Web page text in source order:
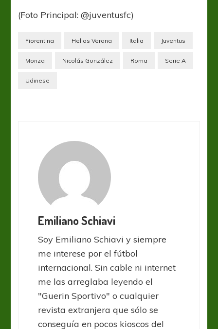
(Foto Principal: @juventusfc)
Fiorentina Hellas Verona Italia Juventus
Monza Nicolás González Roma Serie A
Udinese
Emiliano Schiavi
Soy Emiliano Schiavi y siempre
me interese por el fútbol
internacional. Sin cable ni internet
me las arreglaba leyendo el
"Guerin Sportivo" o cualquier
revista extranjera que sólo se
conseguía en pocos kioscos del